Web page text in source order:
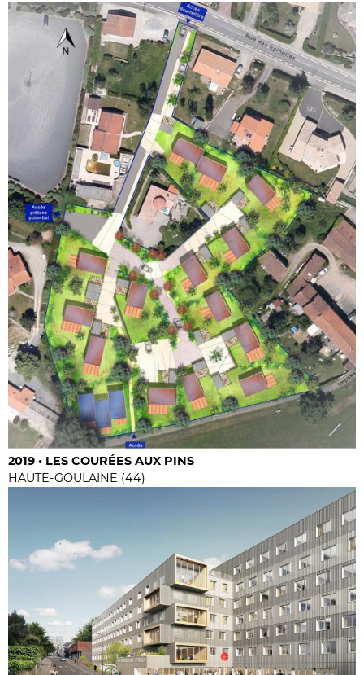
2019 • LES COURÉES AUX PINS
HAUTE-GOULAINE (44)